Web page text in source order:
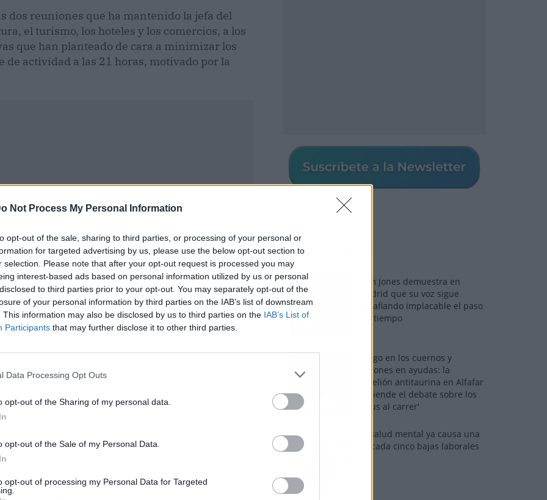
Not Process My Personal Information
opt-out of the sale, sharing to third parties, or processing of your personal or
for targeted advertising by us, please use the below opt-out section to
selection. Please note that after your opt-out request is processed you may
interest-based ads based on personal information utilized by us or personal
to third parties prior to your opt-out. You may separately opt-out of the
of your personal information by third parties on the IAB’s list of downstream
This information may also be disclosed by us to third parties on the IAB’s List of
Participants that may further disclose it to other third parties.
Data Processing Opt Outs
opt-out of the Sharing of my personal data.
opt-out of the Sale of my Personal Data.
opt-out of processing my Personal Data for Targeted
dos reuniones que ha mantenido la jefa del
el turismo, los hoteles y los comercios, a los
que han planteado de cara a minimizar los
de actividad a las 21 horas, motivado por la
comprometido a estudiar el retraso de hasta
contagios por Covid-19 lo permite, y a
Los más vistos
Tom Jones demuestra en
Madrid que su voz sigue
desafiando implacable el paso
del tiempo
Fuego en los cuernos y
millones en ayudas: la
rebelión antitaurina en Alfafar
enciende el debate sobre los
'bous al carrer'
La salud mental ya causa una
de cada cinco bajas laborales